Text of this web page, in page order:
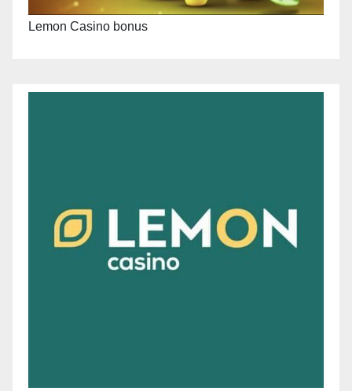
Lemon Casino bonus